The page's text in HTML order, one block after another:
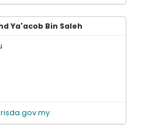
Ya'acob Bin Saleh